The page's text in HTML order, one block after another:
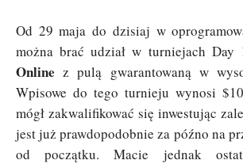
Od 29 maja do dzisiaj w
można brać udział w turniejach Day
Online z pulą gwarantowaną w
Wpisowe do tego turnieju wynosi
mógł zakwalifikować się inwestując
jest już prawdopodobnie za późno na
od początku. Macie jednak